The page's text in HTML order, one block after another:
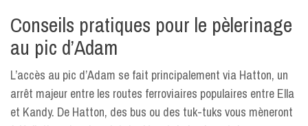
Conseils pratiques pour le pèlerinage
au pic d’Adam
L’accès au pic d’Adam se fait principalement via Hatton, un
arrêt majeur entre les routes ferroviaires populaires entre Ella
et Kandy. De Hatton, des bus ou des tuk-tuks vous mèneront